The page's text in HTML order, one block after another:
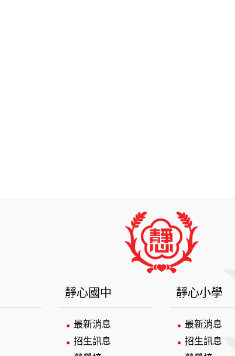
靜心國中
最新消息
招生訊息
靜心小學
最新消息
招生訊息